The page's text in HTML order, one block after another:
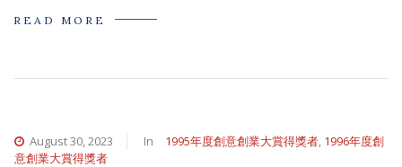
READ MORE
August 30, 2023 In 1995年度創意創業大賞得獎者, 1996年度創
意創業大賞得獎者